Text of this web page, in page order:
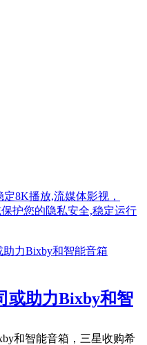
或助力Bixby和智
和智能音箱，三星收购希